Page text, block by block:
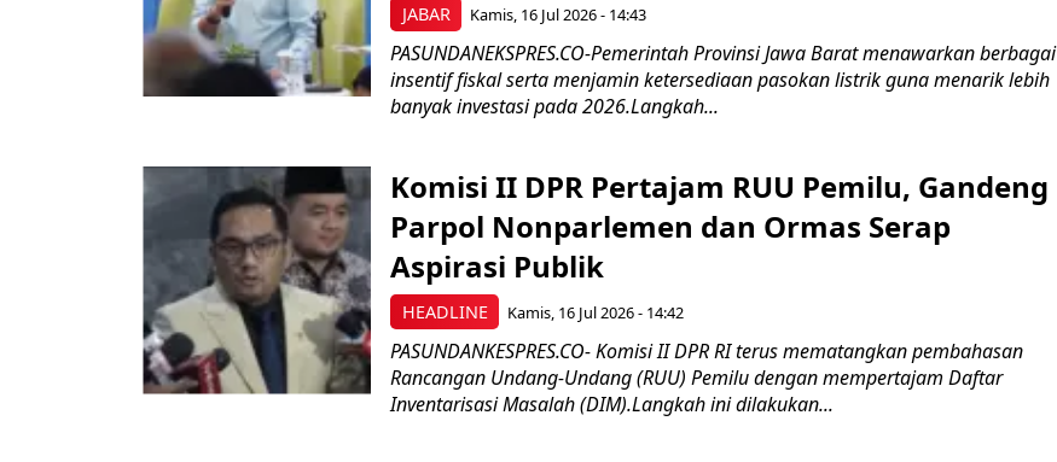
JABAR Kamis, 16 Jul 2026 - 14:43
PASUNDANEKSPRES.CO-Pemerintah Provinsi Jawa Barat menawarkan berbagai
insentif fiskal serta menjamin ketersediaan pasokan listrik guna menarik lebih
banyak investasi pada 2026.Langkah...
HEADLINE
Komisi II DPR Pertajam RUU Pemilu, Gandeng
Parpol Nonparlemen dan Ormas Serap
Aspirasi Publik
Kamis, 16 Jul 2026 - 14:42
PASUNDANKESPRES.CO- Komisi II DPR RI terus mematangkan pembahasan
Rancangan Undang-Undang (RUU) Pemilu dengan mempertajam Daftar
Inventarisasi Masalah (DIM).Langkah ini dilakukan...